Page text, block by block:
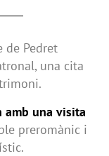
de Pedret
una cita
amb una visita
preromànic i